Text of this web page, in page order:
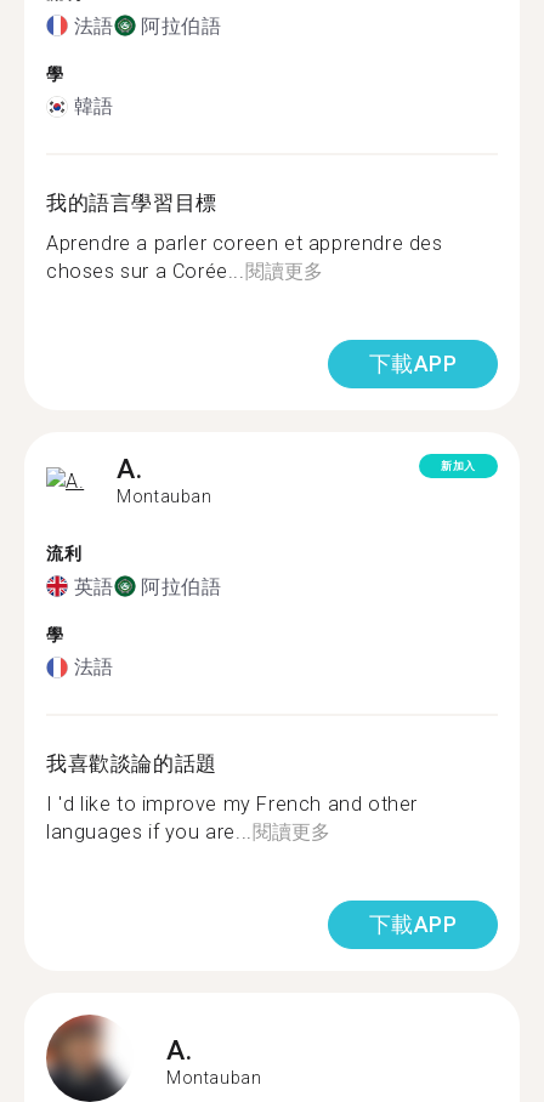
法語 阿拉伯語
學
韓語
我的語言學習目標
Aprendre a parler coreen et apprendre des
choses sur a Corée...閱讀更多
下載APP
A.
Montauban
新加入
流利
英語 阿拉伯語
學
法語
我喜歡談論的話題
I 'd like to improve my French and other
languages if you are...閱讀更多
下載APP
A.
Montauban